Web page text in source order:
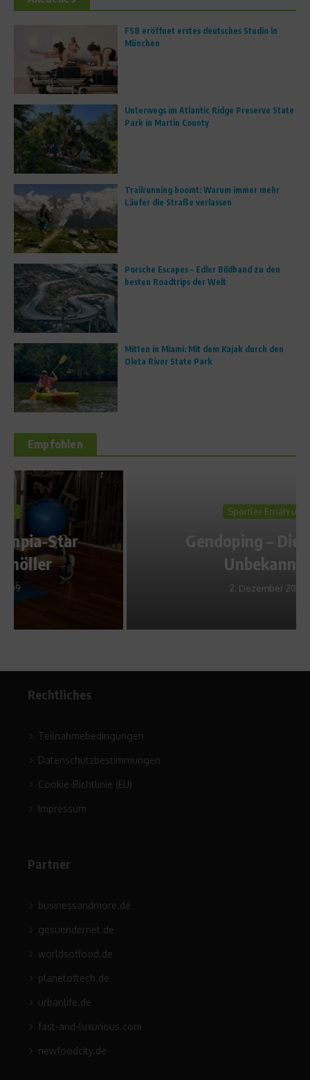
FS8 eröffnet erstes deutsches Studio in
München
Unterwegs im Atlantic Ridge Preserve State
Park in Martin County
Trailrunning boomt: Warum immer mehr
Läufer die Straße verlassen
Porsche Escapes – Edler Bildband zu den
besten Roadtrips der Welt
Mitten in Miami: Mit dem Kajak durch den
Oleta River State Park
Empfohlen
Gendoping – Die große
Rechtliches
Teilnahmebedingungen
Datenschutzbestimmungen
Cookie-Richtlinie (EU)
Impressum
Partner
businessandmore.de
gesuendernet.de
worldsoffood.de
planetoftech.de
urbanlife.de
fast-and-luxurious.com
newfoodcity.de